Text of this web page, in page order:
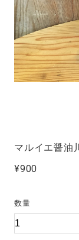
マルイエ醤
¥900
数量